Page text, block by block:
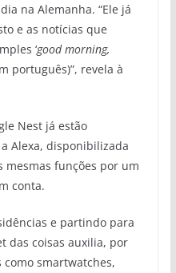
na Alemanha. “Ele já
e as notícias que
‘good morning,
português)”, revela à
Nest já estão
Alexa, disponibilizada
mesmas funções por um
conta.
e partindo para
das coisas auxilia, por
smartwatches,